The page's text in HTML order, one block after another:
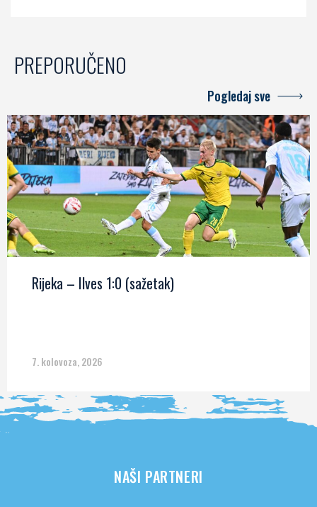
PREPORUČENO
Pogledaj sve
Rijeka – Ilves 1:0 (sažetak)
7. kolovoza, 2026
NAŠI PARTNERI